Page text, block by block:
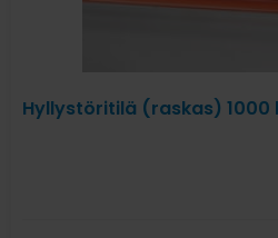
Hyllystöritilä (raskas) 1000